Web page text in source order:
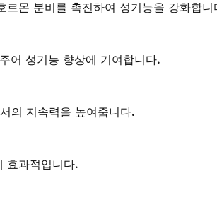
몬 분비를 촉진하여 성기능을 강화합니
어 성기능 향상에 기여합니다.
의 지속력을 높여줍니다.
효과적입니다.